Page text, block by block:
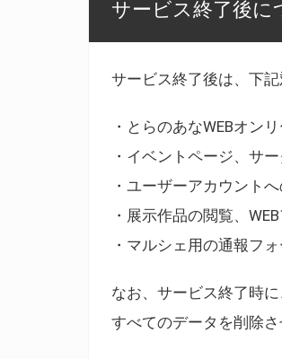
サービス終了後に
サービス終了後は、下記
・とらのあなWEBオン
・イベントページ、サ
・ユーザーアカウント
・展示作品の閲覧、
・マルシェ用の通報フ
なお、サービス終了時
すべてのデータを削除さ